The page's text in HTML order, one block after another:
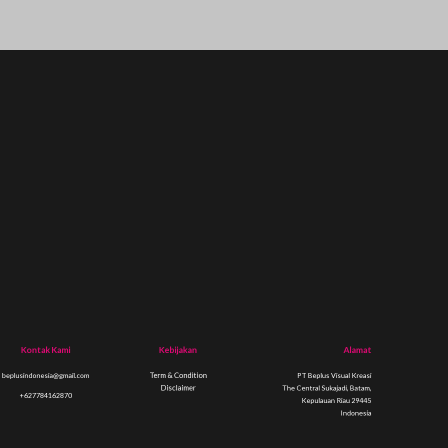
Kontak Kami
beplusindonesia@gmail.com
+627784162870
Kebijakan
Term & Condition
Disclaimer
Alamat
PT Beplus Visual Kreasi
The Central Sukajadi, Batam,
Kepulauan Riau 29445
Indonesia